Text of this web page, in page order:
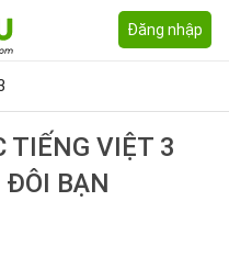
Đăng nhập
TIẾNG VIỆT 3
BẠN